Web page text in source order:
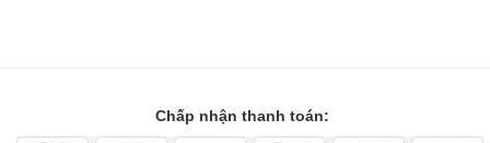
Chấp nhận thanh toán: